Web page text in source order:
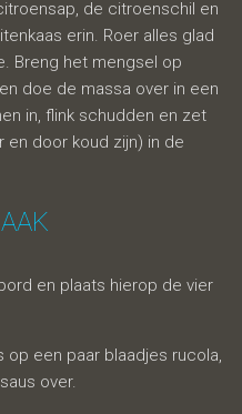
de citroenschil en
erin. Roer alles glad
Breng het mengsel op
doe de massa over in een
in, flink schudden en zet
door koud zijn) in de
en plaats hierop de vier
op een paar blaadjes rucola,
over.